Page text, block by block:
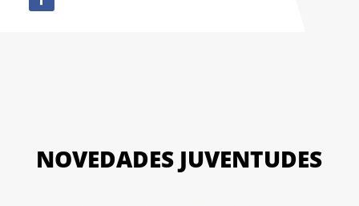
NOVEDADES JUVENTUDES